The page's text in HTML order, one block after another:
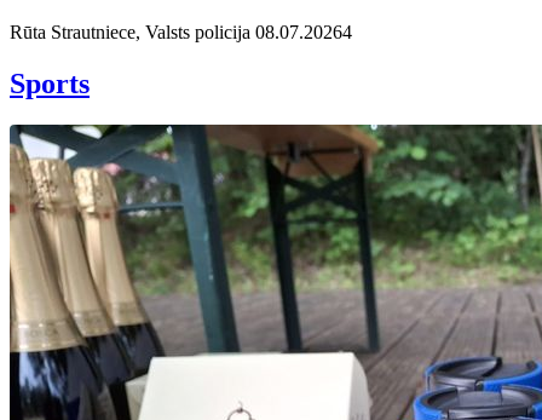
Rūta Strautniece, Valsts policija 08.07.20264
Sports